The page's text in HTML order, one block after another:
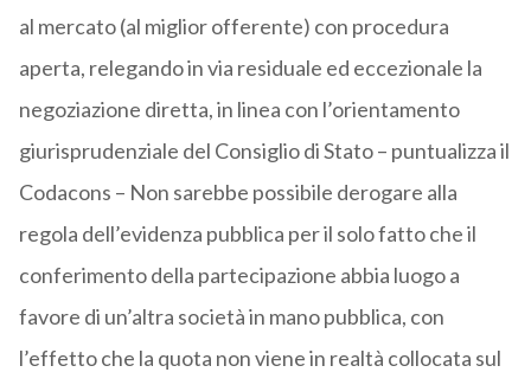
al mercato (al miglior offerente) con procedura
aperta, relegando in via residuale ed eccezionale la
negoziazione diretta, in linea con l’orientamento
giurisprudenziale del Consiglio di Stato – puntualizza il
Codacons – Non sarebbe possibile derogare alla
regola dell’evidenza pubblica per il solo fatto che il
conferimento della partecipazione abbia luogo a
favore di un’altra società in mano pubblica, con
l’effetto che la quota non viene in realtà collocata sul